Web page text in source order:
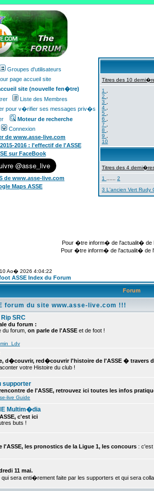
Groupes d'utilisateurs
page accueil site
site (nouvelle fen�tre)
Liste des Membres
pour v�rifier ses messages priv�s
Moteur de recherche
Connexion
de www.asse-live.com
2016 : l'effectif de l'ASSE
sur FaceBook
de www.asse-live.com
Maps ASSE
Titres des 10
1
2
3
4
5
6
7
8
9
10
Titres des 4
1
2
3 L'ancien Vert
Pour �tre inform� de l'actualit� de
Pour �tre inform� de l'actualit� de
Ao� 2026 4:04:22
ASSE Index du Forum
Forum
forum du site www.asse-live.com !!!
SRC
du forum :
du forum, on parle de l'ASSE et de foot !
d�couvrir, red�couvrir l'histoire de l'ASSE � travers
votre Histoire du club !
supporter
de l'ASSE, retrouvez ici toutes les infos
live Guide
Multim�dia
c'est ici
buts !
l'ASSE, les pronostics de la Ligue 1, les concours : c'est
11 mai.
qui sera enti�rement faite par les supporters et qui sera